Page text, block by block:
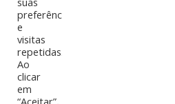
preferências
e
visitas
repetidas.
Ao
clicar
em
“Aceitar”,